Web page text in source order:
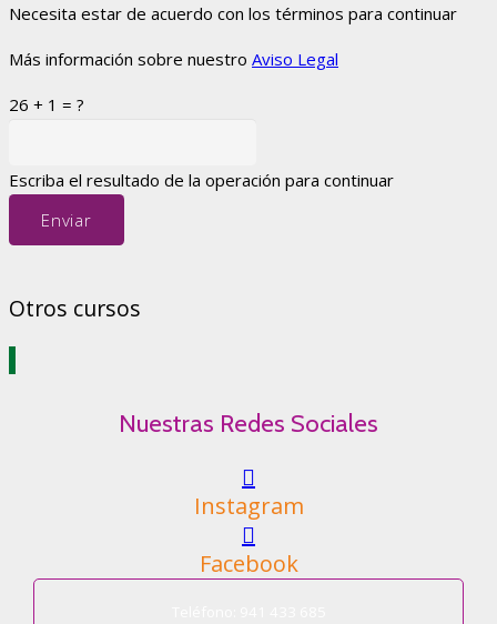
Necesita estar de acuerdo con los términos para continuar
Más información sobre nuestro Aviso Legal
26 + 1 = ?
Escriba el resultado de la operación para continuar
Enviar
Otros cursos
Nuestras Redes Sociales
Instagram
Facebook